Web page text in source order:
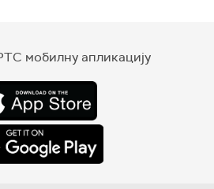
мобилну апликацију